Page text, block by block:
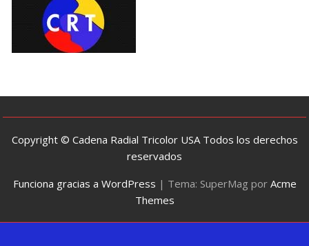
Copyright © Cadena Radial Tricolor USA Todos los derechos
reservados
Funciona gracias a WordPress | Tema: SuperMag por Acme
Themes